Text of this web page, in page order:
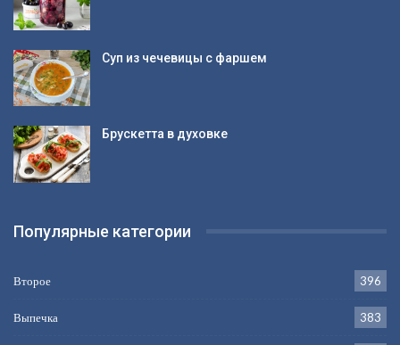
Суп из чечевицы с фаршем
Брускетта в духовке
Популярные категории
Второе 396
Выпечка 383